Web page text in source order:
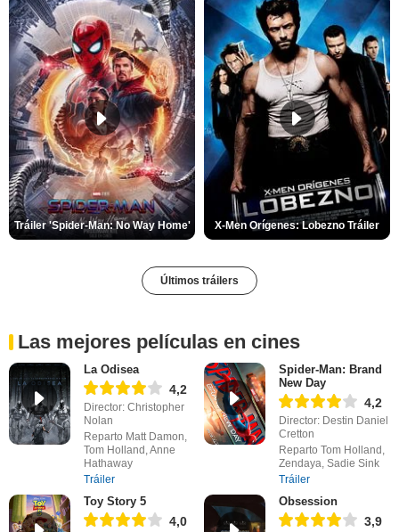
Tráiler 'Spider-Man: No Way Home' X-Men Orígenes: Lobezno Tráiler
Últimos tráilers
Las mejores películas en cines
La Odisea
4,2
Director: Christopher
Nolan
Reparto Matt Damon,
Tom Holland, Anne
Hathaway
Tráiler
Spider-Man: Brand
New Day
4,2
Director: Destin Daniel
Cretton
Reparto Tom Holland,
Zendaya, Sadie Sink
Tráiler
Toy Story 5
4,0
Obsession
3,9